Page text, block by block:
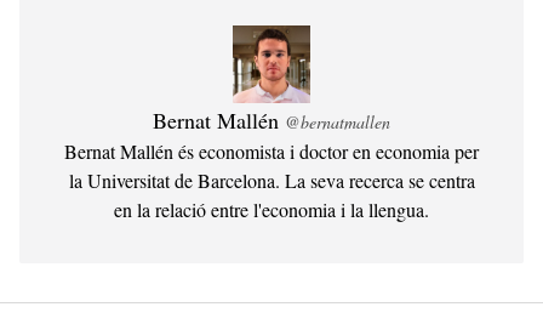
Bernat Mallén @bernatmallen
Bernat Mallén és economista i doctor en economia per
la Universitat de Barcelona. La seva recerca se centra
en la relació entre l'economia i la llengua.